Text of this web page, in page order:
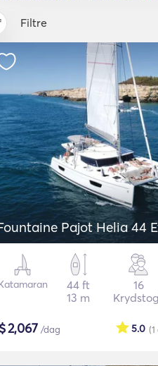
Filtre
Pajot Helia 44
44 ft
13 m
16
$2,067 /dag (1
5.0